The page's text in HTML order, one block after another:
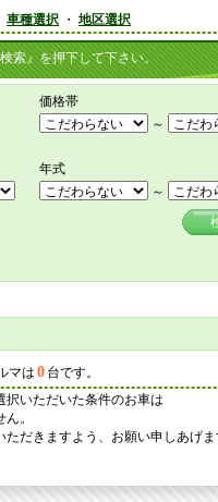
車種選択 ・ 地区選択
索』を押下して下さい。
価格帯
～
年式
～
マは 0 台です。
いただいた条件のお車は
。
だきますよう、お願い申しあげ